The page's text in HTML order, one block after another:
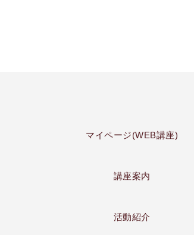
マイページ(WEB講座)
講座案内
活動紹介